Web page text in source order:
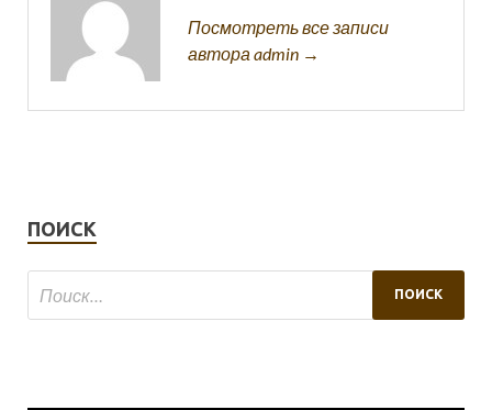
Посмотреть все записи
автора admin →
ПОИСК